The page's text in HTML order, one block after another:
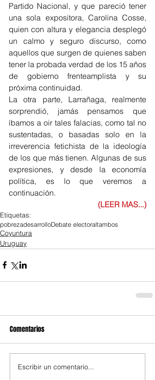
Partido Nacional, y que pareció tener
una sola expositora, Carolina Cosse,
quien con altura y elegancia desplegó
un calmo y seguro discurso, como
aquellos que surgen de quienes saben
tener la probada verdad de los 15 años
de gobierno frenteamplista y su
próxima continuidad.
La otra parte, Larrañaga, realmente
sorprendió, jamás pensamos que
íbamos a oir tales falacias, como tal no
sustentadas, o basadas solo en la
irreverencia fetichista de la ideología
de los que más tienen. Algunas de sus
expresiones, y desde la economía
política, es lo que veremos a
continuación.
(LEER MAS...)
Etiquetas:
pobrezadesarrolloDebate electoraltambos
Coyuntura
Uruguay
Comentarios
Escribir un comentario...